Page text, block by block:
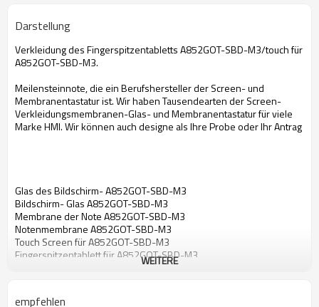
Darstellung
Verkleidung des Fingerspitzentabletts A852GOT-SBD-M3/touch für
A852GOT-SBD-M3.
Meilensteinnote, die ein Berufshersteller der Screen- und
Membranentastatur ist. Wir haben Tausendearten der Screen-
Verkleidungsmembranen-Glas- und Membranentastatur für viele
Marke HMI. Wir können auch designe als Ihre Probe oder Ihr Antrag
Glas des Bildschirm- A852GOT-SBD-M3
Bildschirm- Glas A852GOT-SBD-M3
Membrane der Note A852GOT-SBD-M3
Notenmembrane A852GOT-SBD-M3
Touch Screen für A852GOT-SBD-M3
Fingerspitzentablett für A852GOT-SBD-M3
mit Berührungseingabe Bildschirm für A852GOT-SBD-M3
WEITERE
empfehlen